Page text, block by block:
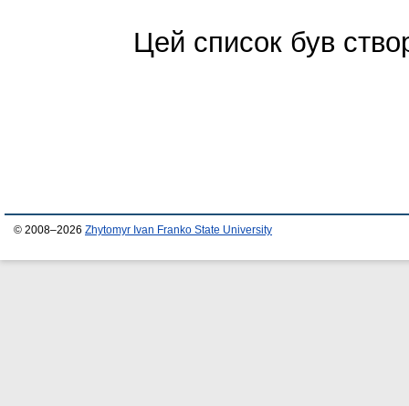
Цей список був
© 2008–2026 Zhytomyr Ivan Franko State University